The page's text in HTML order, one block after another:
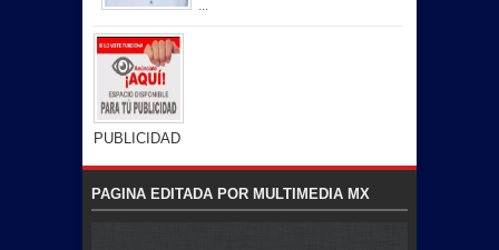
PUBLICIDAD
PAGINA EDITADA POR MULTIMEDIA MX